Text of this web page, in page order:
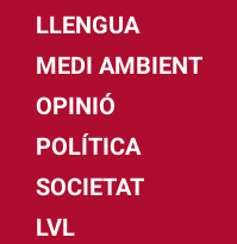
LLENGUA
MEDI AMBIENT
OPINIÓ
POLÍTICA
SOCIETAT
LVL